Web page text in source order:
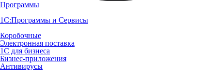
Программы
1С:Программы и Сервисы
Коробочные
Электронная поставка
1С для бизнеса
Бизнес-приложения
Антивирусы